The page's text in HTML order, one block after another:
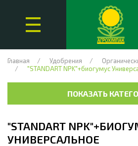
Главная Удобрения
"STANDART NPK"+биогумус
ПОКАЗАТЬ
"STANDART
УНИВЕРСАЛЬНОЕ